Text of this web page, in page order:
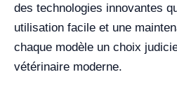
des technologies innovantes
utilisation facile et une
chaque modèle un choix
vétérinaire moderne.